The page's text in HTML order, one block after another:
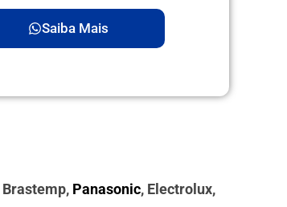
Saiba Mais
Brastemp, Panasonic, Electrolux,